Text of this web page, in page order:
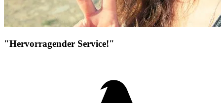
"Hervorragender Service!"